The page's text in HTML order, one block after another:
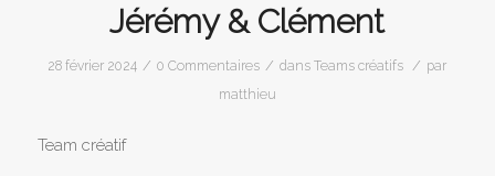
Jérémy & Clément
28 février 2024 / 0 Commentaires / dansTeams créatifs / par
matthieu
Team créatif